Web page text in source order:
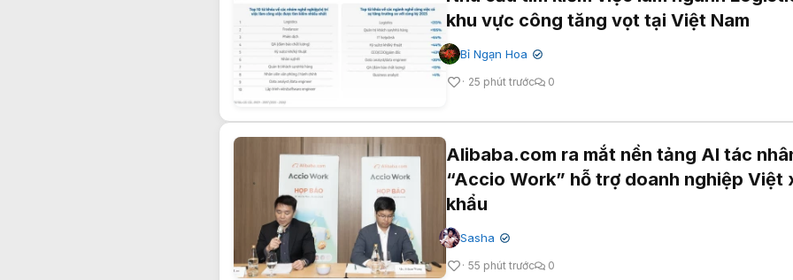
khu vực công tăng vọt tại Việt Nam
Bỉ Ngạn Hoa ✔
25 phút trước 0
Alibaba.com ra mắt nền tảng AI tác
“Accio Work” hỗ trợ doanh nghiệp Việt
khẩu
Sasha ✔
55 phút trước 0